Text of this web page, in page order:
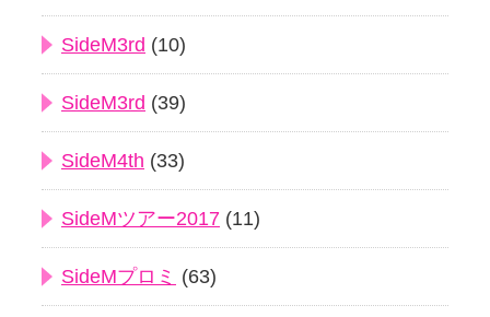
SideM3rd (10)
SideM3rd (39)
SideM4th (33)
SideMツアー2017 (11)
SideMプロミ (63)